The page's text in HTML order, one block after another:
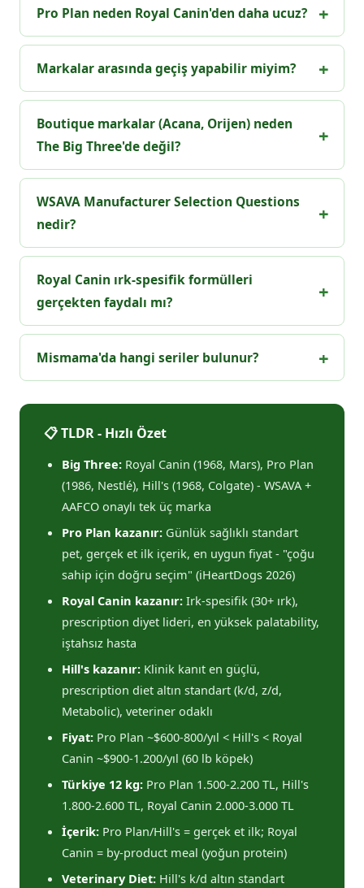
Pro Plan neden Royal Canin'den daha ucuz?
Markalar arasında geçiş yapabilir miyim?
Boutique markalar (Acana, Orijen) neden
The Big Three'de değil?
WSAVA Manufacturer Selection Questions
nedir?
Royal Canin ırk-spesifik formülleri
gerçekten faydalı mı?
Mismama'da hangi seriler bulunur?
📋 TLDR - Hızlı Özet
Big Three: Royal Canin (1968, Mars), Pro Plan
(1986, Nestlé), Hill's (1968, Colgate) - WSAVA +
AAFCO onaylı tek üç marka
Pro Plan kazanır: Günlük sağlıklı standart
pet, gerçek et ilk içerik, en uygun fiyat - "çoğu
sahip için doğru seçim" (iHeartDogs 2026)
Royal Canin kazanır: Irk-spesifik (30+ ırk),
prescription diyet lideri, en yüksek palatability,
iştahsız hasta
Hill's kazanır: Klinik kanıt en güçlü,
prescription diet altın standart (k/d, z/d,
Metabolic), veteriner odaklı
Fiyat: Pro Plan ~$600-800/yıl < Hill's < Royal
Canin ~$900-1.200/yıl (60 lb köpek)
Türkiye 12 kg: Pro Plan 1.500-2.200 TL, Hill's
1.800-2.600 TL, Royal Canin 2.000-3.000 TL
İçerik: Pro Plan/Hill's = gerçek et ilk; Royal
Canin = by-product meal (yoğun protein)
Veterinary Diet: Hill's k/d altın standart